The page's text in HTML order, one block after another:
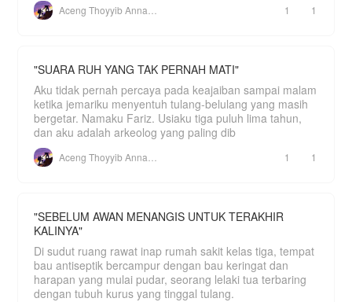
1 1
"SUARA RUH YANG TAK PERNAH MATI"
Aku tidak pernah percaya pada keajaiban sampai malam
ketika jemariku menyentuh tulang-belulang yang masih
bergetar. Namaku Fariz. Usiaku tiga puluh lima tahun,
dan aku adalah arkeolog yang paling dib
1 1
"SEBELUM AWAN MENANGIS UNTUK TERAKHIR
KALINYA"
Di sudut ruang rawat inap rumah sakit kelas tiga, tempat
bau antiseptik bercampur dengan bau keringat dan
harapan yang mulai pudar, seorang lelaki tua terbaring
dengan tubuh kurus yang tinggal tulang.